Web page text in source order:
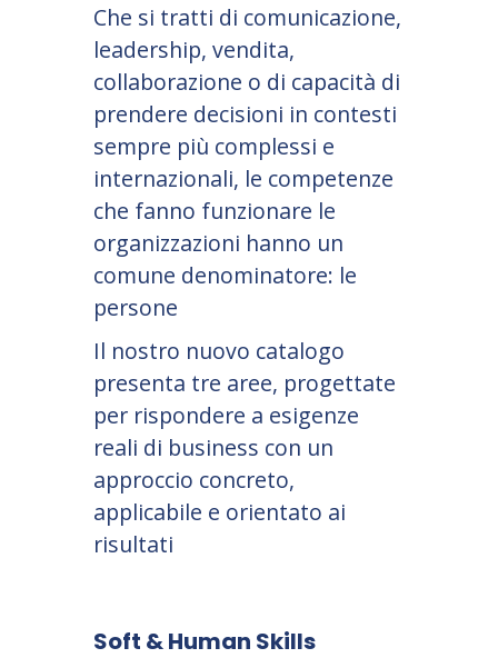
Che si tratti di comunicazione,
leadership, vendita,
collaborazione o di capacità di
prendere decisioni in contesti
sempre più complessi e
internazionali, le competenze
che fanno funzionare le
organizzazioni hanno un
comune denominatore: le
persone
Il nostro nuovo catalogo
presenta tre aree, progettate
per rispondere a esigenze
reali di business con un
approccio concreto,
applicabile e orientato ai
risultati
Soft & Human Skills